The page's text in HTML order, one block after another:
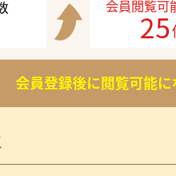
会員閲覧可
25
会員登録後に閲覧可能に